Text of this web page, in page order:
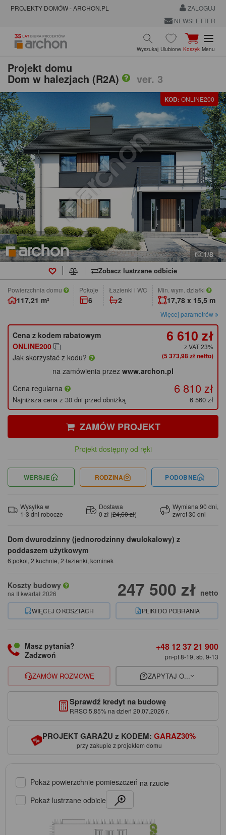
PROJEKTY DOMÓW - ARCHON.PL
ZALOGUJ
NEWSLETTER
Wyszukaj Ulubione Koszyk Menu
Projekt domu
Dom w halezjach (R2A) ver. 3
KOD: ONLINE200
1/8
Zobacz lustrzane odbicie
Powierzchnia domu
117,21 m²
pokoje
6
łazienki i WC
2
Min. wym. działki
17,78 x 15,5 m
Więcej parametrów
Dom dwurodzinny (jednorodzinny dwulokalowy) z
poddaszem użytkowym
6 pokoi, 2 kuchnie, 2 łazienki, kominek
Koszty budowy
na II kwartał 2026 247 500 zł netto
WIĘCEJ O KOSZTACH PLIKI DO POBRANIA
Cena z kodem rabatowym
ONLINE200
Jak skorzystać z kodu?
6 610 zł
z VAT 23%
(5 373,98 zł netto)
na zamówienia przez www.archon.pl
Cena regularna
6 810 zł
Najniższa cena z 30 dni przed obniżką 6 560 zł
ZAMÓW PROJEKT
Projekt dostępny od ręki
WERSJE RODZINA PODOBNE
Wysyłka w
1-3 dni robocze
Dostawa
0 zł (24,60 zł)
Wymiana 90 dni,
zwrot 30 dni
Masz pytania?
Zadzwoń
+48 12 37 21 900
pn-pt 8-19, sb. 9-13
ZAMÓW ROZMOWĘ ZAPYTAJ O...
Sprawdź kredyt na budowę
RRSO 5,85% na dzień 20.07.2026 r.
PROJEKT GARAŻU z KODEM: GARAZ30%
przy zakupie z projektem domu
Pokaż powierzchnie pomieszczeń na rzucie
Pokaż lustrzane odbicie